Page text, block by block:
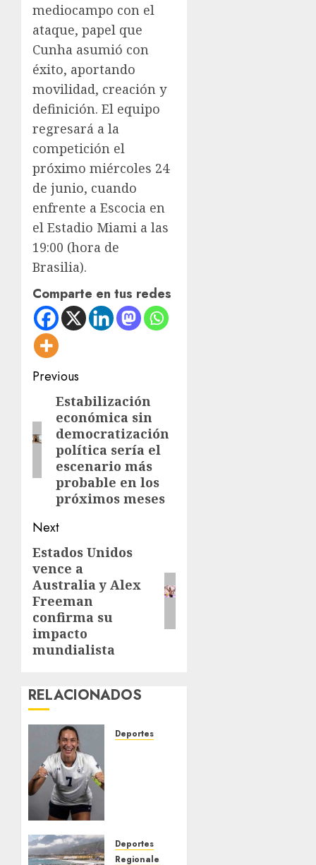
mediocampo con el
ataque, papel que
Cunha asumió con
éxito, aportando
movilidad, creación y
definición. El equipo
regresará a la
competición el
próximo miércoles 24
de junio, cuando
enfrente a Escocia en
el Estadio Miami a las
19:00 (hora de
Brasilia).
Comparte en tus redes
Post
navigation
Previous
Previous
post:
Estabilización
económica sin
democratización
política sería el
escenario más
probable en los
próximos meses
Next
Next
post:
Estados Unidos
vence a
Australia y Alex
Freeman
confirma su
impacto
mundialista
RELACIONADOS
Deportes
venezolana
pese a
Deportes
Regionales